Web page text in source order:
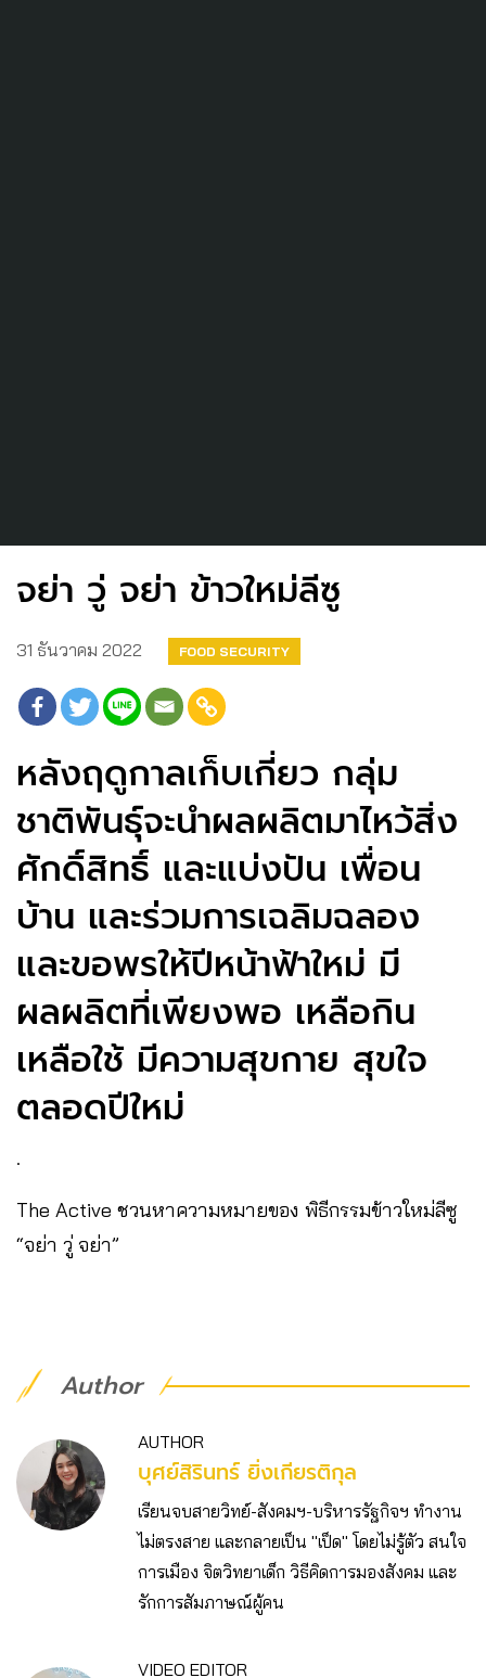
จย่า วู่ จย่า ข้าวใหม่ลีซู
31 ธันวาคม 2022 FOOD SECURITY
หลังฤดูกาลเก็บเกี่ยว กลุ่ม
ชาติพันธุ์จะนำผลผลิตมาไหว้สิ่ง
ศักดิ์สิทธิ์ และแบ่งปัน เพื่อน
บ้าน และร่วมการเฉลิมฉลอง
และขอพรให้ปีหน้าฟ้าใหม่ มี
ผลผลิตที่เพียงพอ เหลือกิน
เหลือใช้ มีความสุขกาย สุขใจ
ตลอดปีใหม่
.
The Active ชวนหาความหมายของ พิธีกรรมข้าวใหม่ลีซู
“จย่า วู่ จย่า”
Author
AUTHOR
บุศย์สิรินทร์ ยิ่งเกียรติกุล
เรียนจบสายวิทย์-สังคมฯ-บริหารรัฐกิจฯ ทำงาน
ไม่ตรงสาย และกลายเป็น "เป็ด" โดยไม่รู้ตัว สนใจ
การเมือง จิตวิทยาเด็ก วิธีคิดการมองสังคม และ
รักการสัมภาษณ์ผู้คน
VIDEO EDITOR